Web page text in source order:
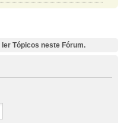
Tópicos neste Fórum.